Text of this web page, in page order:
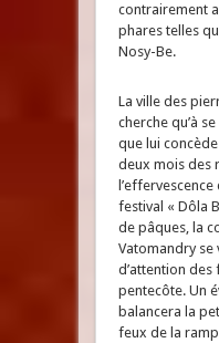
contrairement
phares telles
Nosy-Be.
La ville des
cherche qu’à
que lui
deux mois des
festival « Dôla
de pâques, la
Vatomandry se
d’attention
pentecôte. Un
balancera la
feux de la